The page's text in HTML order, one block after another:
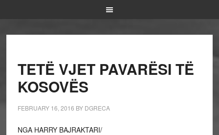
TETË VJET PAVARËSI TË
KOSOVËS
FEBRUARY 16, 2016 BY DGRECA
NGA HARRY BAJRAKTARI/